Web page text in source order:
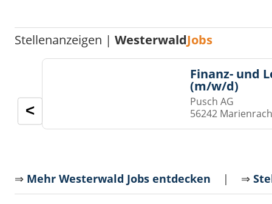
Stellenanzeigen |WesterwaldJobs
Finanz- und
(m/w/d)
Pusch AG
56242
<
⇒ Mehr Westerwald Jobs entdecken | ⇒